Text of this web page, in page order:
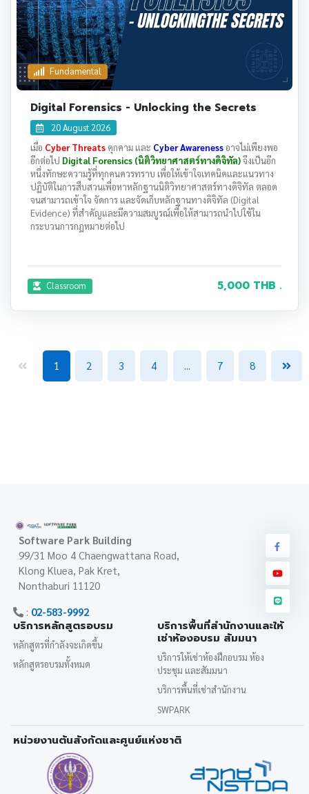
Fundamental
Digital Forensics - Unlocking the Secrets
20 August 2026
เมื่อ Cyber Threats คุกคาม และ Cyber Awarenessอาจไม่เพียงพอ
อีกต่อไป Digital Forensics (นิติวิทยาศาสตร์ทางดิจิทัล)จึงเป็นอีก
หนึ่งทักษะความรู้ที่ทุกคนควรทราบ เพื่อให้เข้าใจเทคนิคและแนวทาง
ปฏิบัติในการสืบสวนเพื่อหาหลักฐานนิติวิทยาศาสตร์ทางดิจิทัล ตลอด
จนสามารถเข้าใจ จัดการ และจัดเก็บหลักฐานทางดิจิทัล (Digital
Evidence) ที่สำคัญและมีความสมบูรณ์เพื่อให้สามารถนำไปใช้ใน
กระบวนการกฎหมายต่อไป
Classroom 5,000 THB .
1 2 3 4 ... 7 8
Software Park Building
99/31 Moo 4 Chaengwattana Road,
Klong Kluea, Pak Kret,
Nonthaburi 11120
: 02-583-9992
บริการหลักสูตรอบรม
หลักสูตรที่กำลังจะเกิดขึ้น
หลักสูตรอบรมทั้งหมด
บริการพื้นที่สำนักงานและให้
เช่าห้องอบรม สัมมนา
บริการให้เช่าห้องฝึกอบรม ห้อง
ประชุม และสัมมนา
บริการพื้นที่เช่าสำนักงาน
SWPARK
หน่วยงานต้นสังกัดและศูนย์แห่งชาติ